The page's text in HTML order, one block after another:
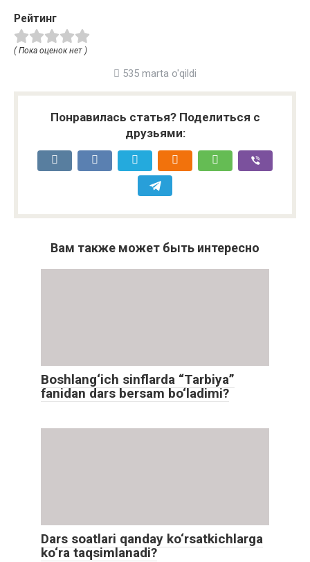
Рейтинг
( Пока оценок нет )
535 marta o'qildi
Понравилась статья? Поделиться с
друзьями:
Вам также может быть интересно
Boshlang‘ich sinflarda “Tarbiya”
fanidan dars bersam bo‘ladimi?
Dars soatlari qanday ko‘rsatkichlarga
ko‘ra taqsimlanadi?